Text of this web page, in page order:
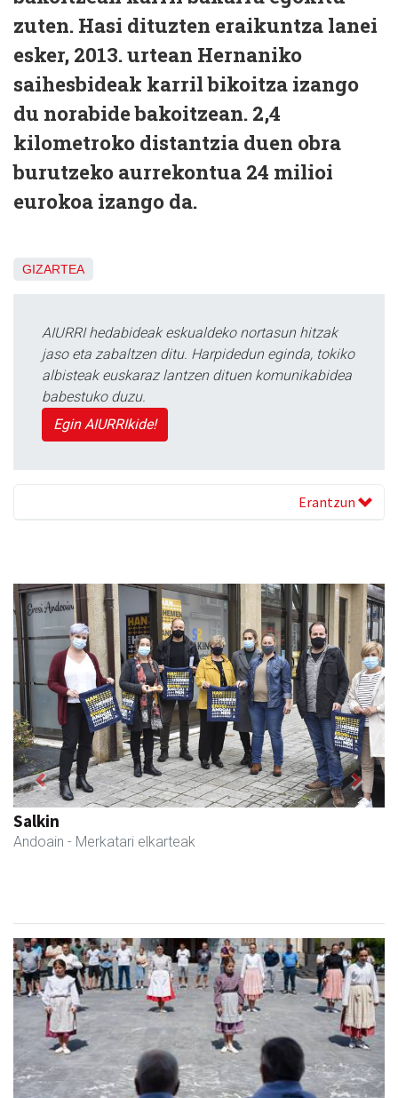
zuten. Hasi dituzten eraikuntza lanei
esker, 2013. urtean Hernaniko
saihesbideak karril bikoitza izango
du norabide bakoitzean. 2,4
kilometroko distantzia duen obra
burutzeko aurrekontua 24 milioi
eurokoa izango da.
GIZARTEA
AIURRI hedabideak eskualdeko nortasun hitzak
jaso eta zabaltzen ditu. Harpidedun eginda, tokiko
albisteak euskaraz lantzen dituen komunikabidea
babestuko duzu.
Egin AIURRIkide!
Erantzun
Salkin
Andoain - Merkatari elkarteak
Previous Next